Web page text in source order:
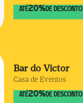
ATÉ20% DE DESCONTO
Bar do Victor
Casa de Eventos
ATÉ20% DE DESCONTO